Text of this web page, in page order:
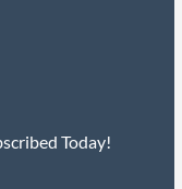
Today!